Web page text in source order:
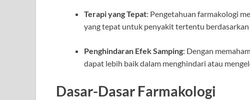
Terapi yang Tepat: Pengetahuan farmakologi
yang tepat untuk penyakit tertentu
Penghindaran Efek Samping: Dengan
dapat lebih baik dalam menghindari atau
Dasar-Dasar Farmakologi